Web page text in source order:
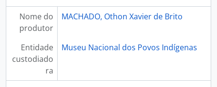
Nome do
produtor
MACHADO, Othon Xavier de Brito
Entidade
custodiado
ra
Museu Nacional dos Povos Indígenas